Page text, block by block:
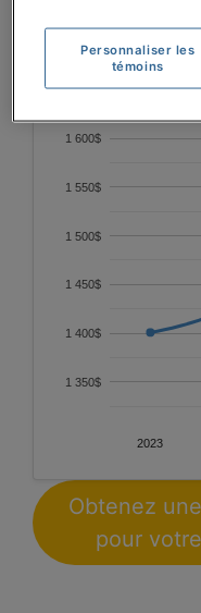
Pour trouver la
véhicule KIA
que jamais de
2023
1 350$
1 400$
1 450$
1 500$
1 550$
1 600$
Obtenez
pour
Personnaliser les
témoins